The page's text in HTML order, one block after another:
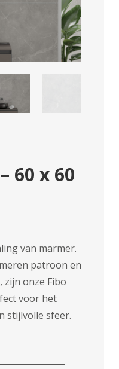
60 x 60
van marmer.
patroon en
onze Fibo
voor het
stijlvolle sfeer.